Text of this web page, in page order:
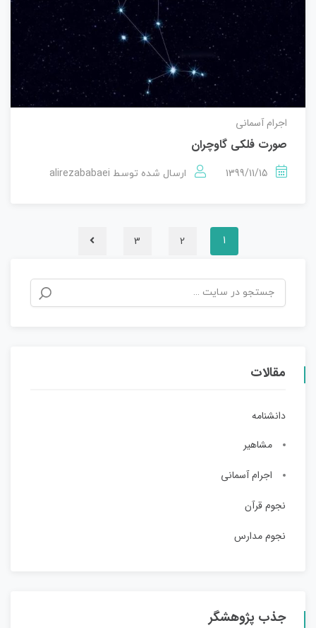
اجرام آسمانی
صورت فلکی گاوچران
1399/11/15 ارسال شده توسط alirezababaei
1
2
3
مقالات
دانشنامه
مشاهیر
اجرام آسمانی
نجوم قرآن
نجوم مدارس
جذب پژوهشگر